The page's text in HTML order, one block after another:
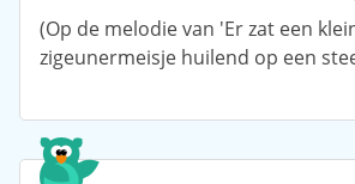
(Op de melodie van 'Er zat een
zigeunermeisje huilend op een